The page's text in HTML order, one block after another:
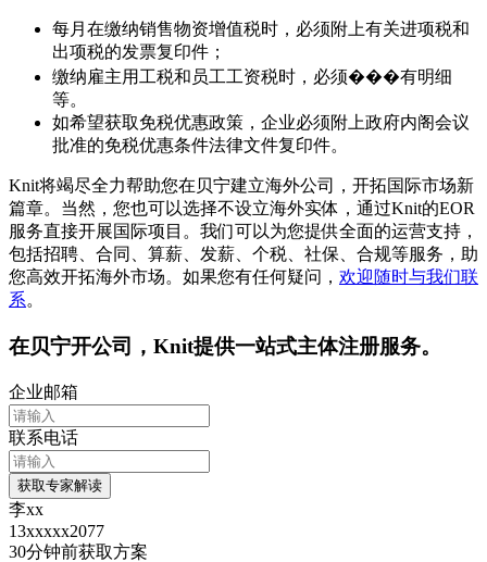
每月在缴纳销售物资增值税时，必须附上有关进项税和
出项税的发票复印件；
缴纳雇主用工税和员工工资税时，必须���有明细
等。
如希望获取免税优惠政策，企业必须附上政府内阁会议
批准的免税优惠条件法律文件复印件。
Knit将竭尽全力帮助您在贝宁建立海外公司，开拓国际市场新
篇章。当然，您也可以选择不设立海外实体，通过Knit的EOR
服务直接开展国际项目。我们可以为您提供全面的运营支持，
包括招聘、合同、算薪、发薪、个税、社保、合规等服务，助
您高效开拓海外市场。如果您有任何疑问， 欢迎随时与我们联
系。
在贝宁开公司，Knit提供一站式主体注册服务。
企业邮箱
联系电话
获取专家解读
李xx
13xxxxx2077
30分钟前获取方案